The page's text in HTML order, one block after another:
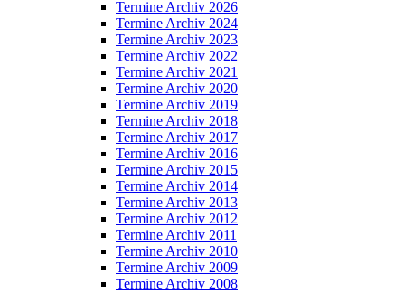
Termine Archiv 2026
Termine Archiv 2024
Termine Archiv 2023
Termine Archiv 2022
Termine Archiv 2021
Termine Archiv 2020
Termine Archiv 2019
Termine Archiv 2018
Termine Archiv 2017
Termine Archiv 2016
Termine Archiv 2015
Termine Archiv 2014
Termine Archiv 2013
Termine Archiv 2012
Termine Archiv 2011
Termine Archiv 2010
Termine Archiv 2009
Termine Archiv 2008